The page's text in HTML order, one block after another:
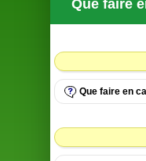
Que faire
Que faire en